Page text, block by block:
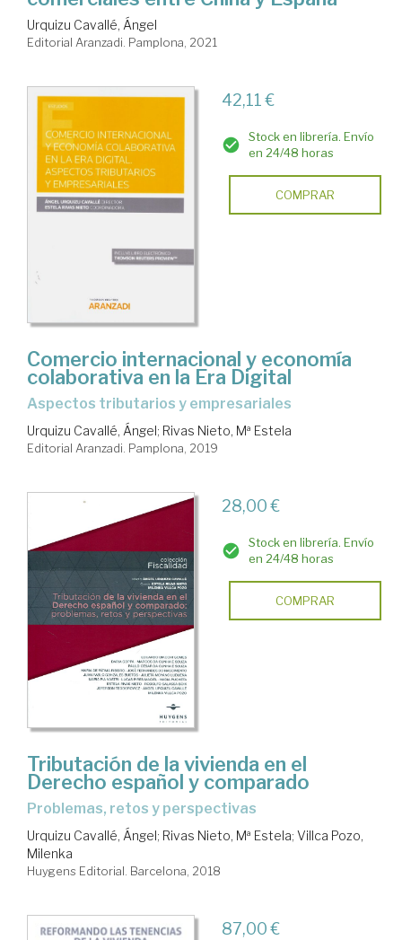
Urquizu Cavallé, Ángel
Editorial Aranzadi. Pamplona, 2021
42,11 €
Stock en librería. Envío
en 24/48 horas
COMPRAR
Comercio internacional y economía
colaborativa en la Era Digital
aspectos tributarios y empresariales
Urquizu Cavallé, Ángel; Rivas Nieto, Mª Estela
Editorial Aranzadi. Pamplona, 2019
28,00 €
Stock en librería. Envío
en 24/48 horas
COMPRAR
Tributación de la vivienda en el
Derecho español y comparado
problemas, retos y perspectivas
Urquizu Cavallé, Ángel; Rivas Nieto, Mª Estela; Villca Pozo,
Milenka
Huygens Editorial. Barcelona, 2018
87,00 €